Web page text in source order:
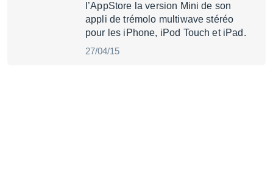
l’AppStore la version Mini de son
appli de trémolo multiwave stéréo
pour les iPhone, iPod Touch et iPad.
27/04/15